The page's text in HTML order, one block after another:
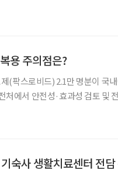
용 주의점은?
(팍스로비드) 2.1만 명분이 국
에서 안전성·효과성 검토 및
숙사 생활치료센터 전담